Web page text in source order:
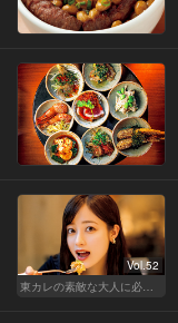
Vol.52
東カレの素敵な大人に必要なこと